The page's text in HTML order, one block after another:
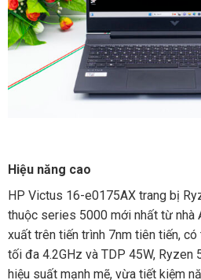
Hiệu năng cao
HP Victus 16-e0175AX trang bị
thuộc series 5000 mới nhất từ nhà
xuất trên tiến trình 7nm tiên tiến,
tối đa 4.2GHz và TDP 45W, Ryzen
hiệu suất mạnh mẽ, vừa tiết kiệm